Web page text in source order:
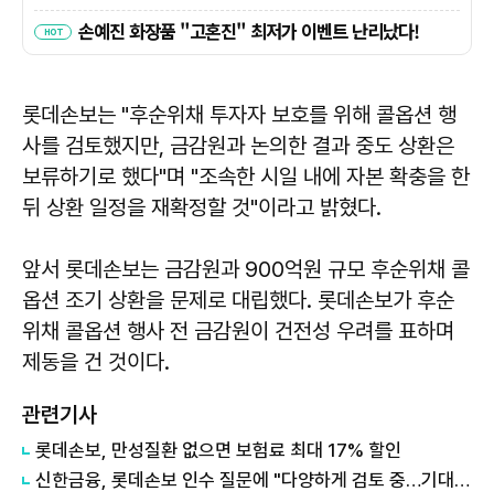
롯데손보는 "후순위채 투자자 보호를 위해 콜옵션 행
사를 검토했지만, 금감원과 논의한 결과 중도 상환은
보류하기로 했다"며 "조속한 시일 내에 자본 확충을 한
뒤 상환 일정을 재확정할 것"이라고 밝혔다.
앞서 롯데손보는 금감원과 900억원 규모 후순위채 콜
옵션 조기 상환을 문제로 대립했다. 롯데손보가 후순
위채 콜옵션 행사 전 금감원이 건전성 우려를 표하며
제동을 건 것이다.
관련기사
롯데손보, 만성질환 없으면 보험료 최대 17% 할인
신한금융, 롯데손보 인수 질문에 "다양하게 검토 중…기대 갖고 봐달라"